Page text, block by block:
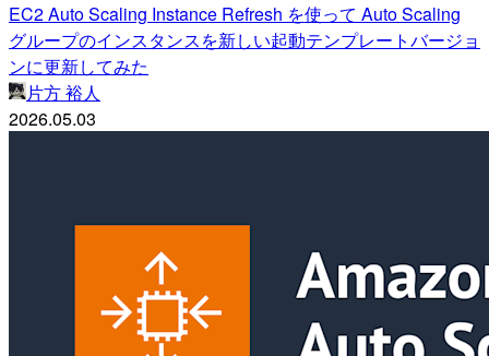
EC2 Auto Scaling Instance Refresh を使って Auto Scaling
グループのインスタンスを新しい起動テンプレートバージョ
ンに更新してみた
片方 裕人
2026.05.03